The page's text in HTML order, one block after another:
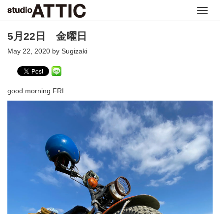
5月22日 金曜日
May 22, 2020 by Sugizaki
good morning FRI..